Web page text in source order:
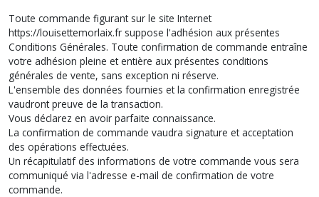
Toute commande figurant sur le site Internet
https://louisettemorlaix.fr suppose l'adhésion aux présentes
Conditions Générales. Toute confirmation de commande entraîne
votre adhésion pleine et entière aux présentes conditions
générales de vente, sans exception ni réserve.
L'ensemble des données fournies et la confirmation enregistrée
vaudront preuve de la transaction.
Vous déclarez en avoir parfaite connaissance.
La confirmation de commande vaudra signature et acceptation
des opérations effectuées.
Un récapitulatif des informations de votre commande vous sera
communiqué via l'adresse e-mail de confirmation de votre
commande.